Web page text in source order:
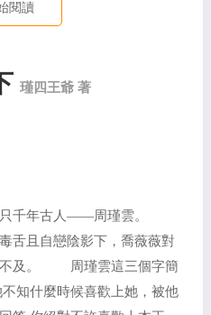
閱讀
瑾四王爺 著
只千年古人——周瑾雲。
舌且自戀陰影下，喬薇薇對
不及。 周瑾雲這三個字簡
什麼時候喜歡上她，被他